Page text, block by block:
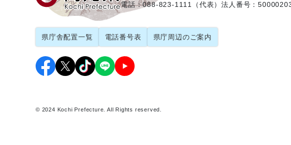
電話：088-823-1111（代表）法人番号：
県庁舎配置一覧 電話番号表 県庁周辺のご案内
© 2024 Kochi Prefecture. All Rights reserved.